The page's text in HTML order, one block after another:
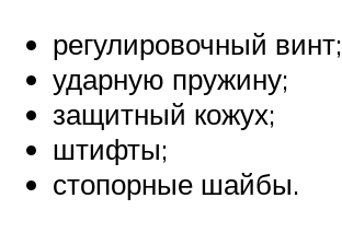
регулировочный винт;
ударную пружину;
защитный кожух;
штифты;
стопорные шайбы.